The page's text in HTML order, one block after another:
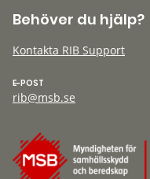
Behöver du hjälp?
Kontakta RIB Support
E-POST
rib@msb.se